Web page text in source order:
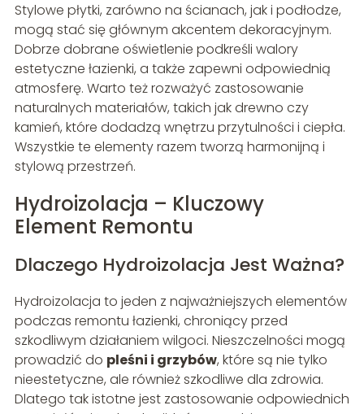
Stylowe płytki, zarówno na ścianach, jak i podłodze,
mogą stać się głównym akcentem dekoracyjnym.
Dobrze dobrane oświetlenie podkreśli walory
estetyczne łazienki, a także zapewni odpowiednią
atmosferę. Warto też rozważyć zastosowanie
naturalnych materiałów, takich jak drewno czy
kamień, które dodadzą wnętrzu przytulności i ciepła.
Wszystkie te elementy razem tworzą harmonijną i
stylową przestrzeń.
Hydroizolacja – Kluczowy
Element Remontu
Dlaczego Hydroizolacja Jest Ważna?
Hydroizolacja to jeden z najważniejszych elementów
podczas remontu łazienki, chroniący przed
szkodliwym działaniem wilgoci. Nieszczelności mogą
prowadzić do pleśni i grzybów, które są nie tylko
nieestetyczne, ale również szkodliwe dla zdrowia.
Dlatego tak istotne jest zastosowanie odpowiednich